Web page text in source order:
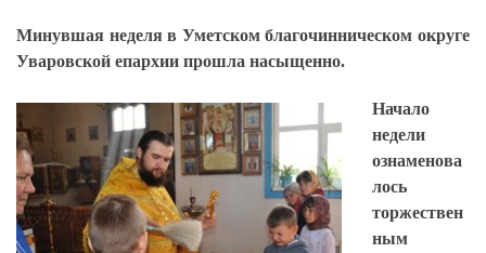
Минувшая неделя в Уметском благочинническом округе
Уваровской епархии прошла насыщенно.
Начало
недели
ознаменова
лось
торжествен
ным